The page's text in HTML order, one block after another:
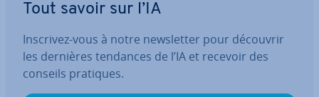
Tout savoir sur l’IA
Inscrivez-vous à notre news­let­ter pour découvrir
les dernières tendances de l’IA et recevoir des
conseils pratiques.